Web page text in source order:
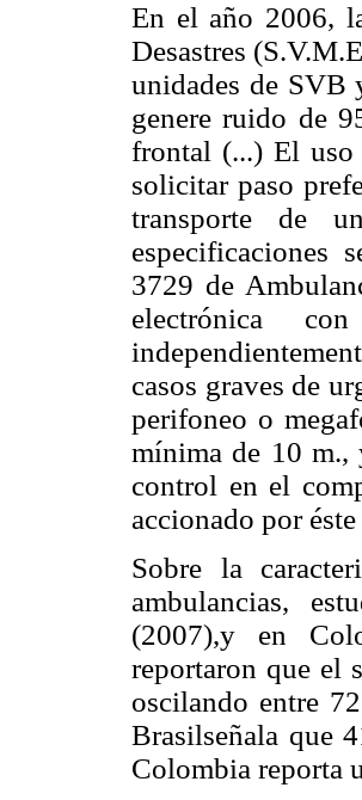
En el año 2006,
Desastres
unidades de SVB
genere ruido de
frontal (...) El uso
solicitar paso
transporte de
especificaciones
3729 de
electrónica
casos graves de
perifoneo o
mínima de 10 m.,
control en el
accionado por
Sobre la
ambulancias,
(2007),y en
reportaron que el
oscilando entre
Brasilseñala que
Colombia reporta